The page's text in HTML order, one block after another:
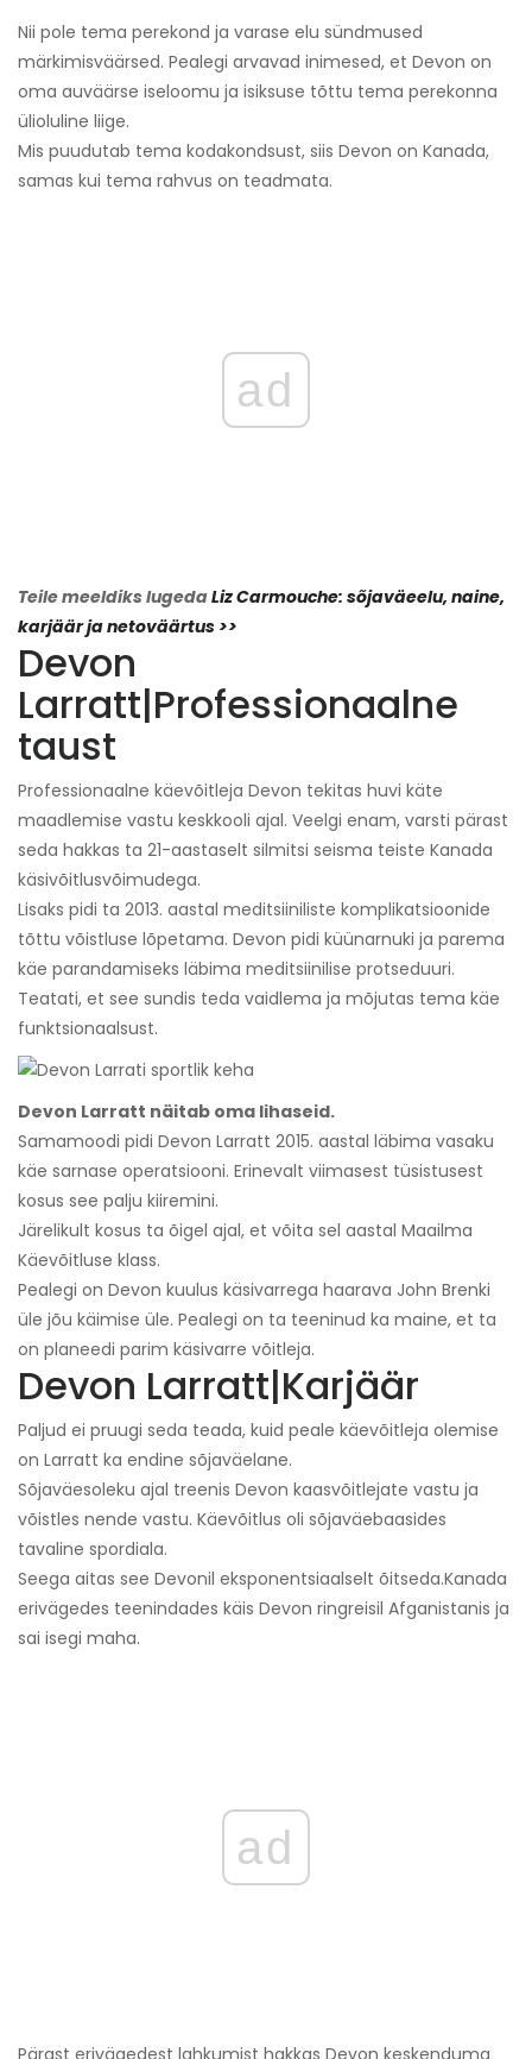
Nii pole tema perekond ja varase elu sündmused
märkimisväärsed. Pealegi arvavad inimesed, et Devon on
oma auväärse iseloomu ja isiksuse tõttu tema perekonna
ülioluline liige.
Mis puudutab tema kodakondsust, siis Devon on Kanada,
samas kui tema rahvus on teadmata.
ad
Teile meeldiks lugedaLiz Carmouche: sõjaväeelu, naine,
karjäär ja netoväärtus >>
Devon
Larratt|Professionaalne
taust
Professionaalne käevõitleja Devon tekitas huvi käte
maadlemise vastu keskkooli ajal. Veelgi enam, varsti pärast
seda hakkas ta 21-aastaselt silmitsi seisma teiste Kanada
käsivõitlusvõimudega.
Lisaks pidi ta 2013. aastal meditsiiniliste komplikatsioonide
tõttu võistluse lõpetama. Devon pidi küünarnuki ja parema
käe parandamiseks läbima meditsiinilise protseduuri.
Teatati, et see sundis teda vaidlema ja mõjutas tema käe
funktsionaalsust.
Devon Larratt näitab oma lihaseid.
Samamoodi pidi Devon Larratt 2015. aastal läbima vasaku
käe sarnase operatsiooni. Erinevalt viimasest tüsistusest
kosus see palju kiiremini.
Järelikult kosus ta õigel ajal, et võita sel aastal Maailma
Käevõitluse klass.
Pealegi on Devon kuulus käsivarrega haarava John Brenki
üle jõu käimise üle. Pealegi on ta teeninud ka maine, et ta
on planeedi parim käsivarre võitleja.
Devon Larratt|Karjäär
Paljud ei pruugi seda teada, kuid peale käevõitleja olemise
on Larratt ka endine sõjaväelane.
Sõjaväesoleku ajal treenis Devon kaasvõitlejate vastu ja
võistles nende vastu. Käevõitlus oli sõjaväebaasides
tavaline spordiala.
Seega aitas see Devonil eksponentsiaalselt õitseda.Kanada
erivägedes teenindades käis Devon ringreisil Afganistanis ja
sai isegi maha.
ad